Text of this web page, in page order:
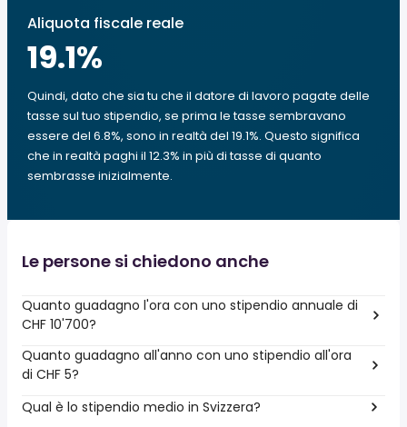
Aliquota fiscale reale
19.1%
Quindi, dato che sia tu che il datore di lavoro pagate delle
tasse sul tuo stipendio, se prima le tasse sembravano
essere del 6.8%, sono in realtà del 19.1%. Questo significa
che in realtà paghi il 12.3% in più di tasse di quanto
sembrasse inizialmente.
Le persone si chiedono anche
Quanto guadagno l'ora con uno stipendio annuale di
CHF 10'700?
Quanto guadagno all'anno con uno stipendio all'ora
di CHF 5?
Qual è lo stipendio medio in Svizzera?